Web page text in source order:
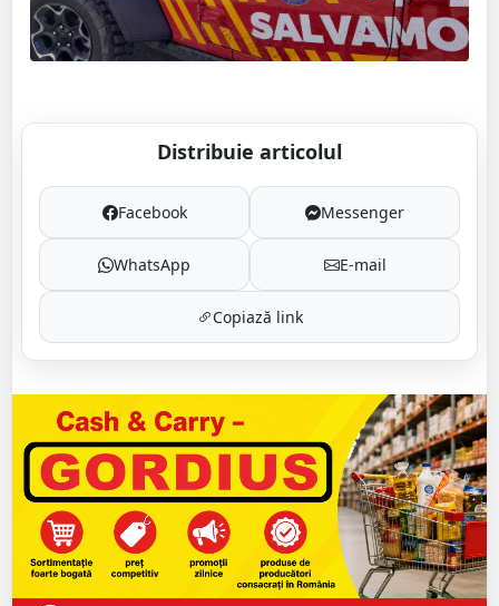
Distribuie articolul
Facebook Messenger
WhatsApp E-mail
Copiază link